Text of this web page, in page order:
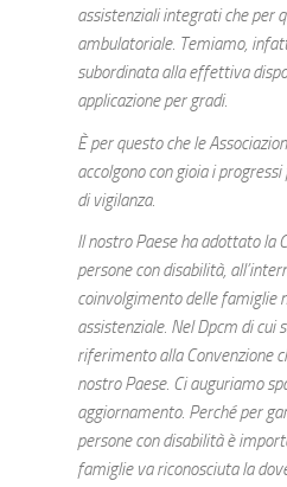
assistenziali integrati che per
ambulatoriale. Temiamo,
subordinata alla effettiva
applicazione per gradi.
È per questo che le
accolgono con gioia i
di vigilanza.
Il nostro Paese ha adottato la
persone con disabilità,
coinvolgimento delle famiglie
assistenziale. Nel Dpcm di cui
riferimento alla Convenzione
nostro Paese. Ci auguriamo
aggiornamento. Perché per
persone con disabilità è
famiglie va riconosciuta la